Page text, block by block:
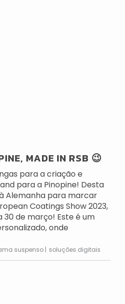
MADE IN RSB 😉
para a criação e
para a Pinopine! Desta
Alemanha para marcar
Coatings Show 2023,
30 de março! Este é um
onde
suspenso soluções digitais